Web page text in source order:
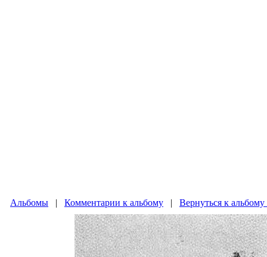
Альбомы | Комментарии к альбому | Вернуться к